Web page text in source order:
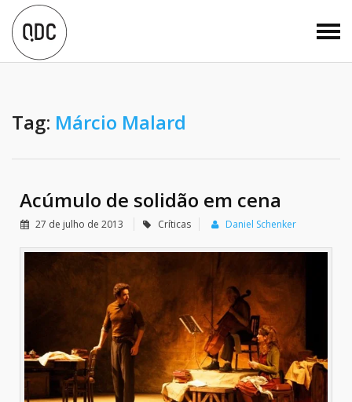
Tag: Márcio Malard
Acúmulo de solidão em cena
27 de julho de 2013 Críticas Daniel Schenker